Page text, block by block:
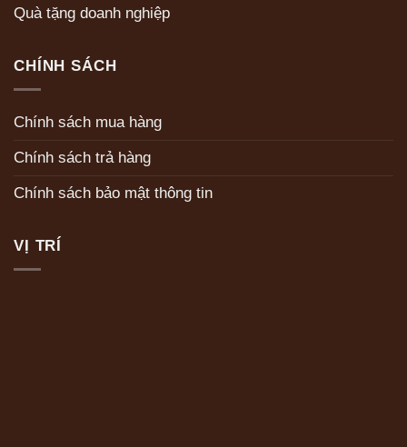
Quà tặng doanh nghiệp
CHÍNH SÁCH
Chính sách mua hàng
Chính sách trả hàng
Chính sách bảo mật thông tin
VỊ TRÍ